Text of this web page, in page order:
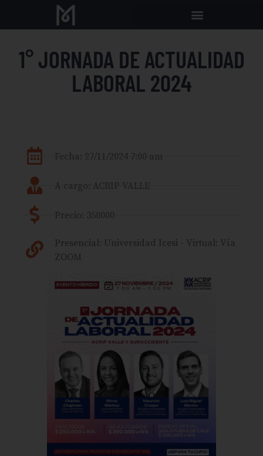
1° JORNADA DE ACTUALIDAD
LABORAL 2024
Fecha: 27/11/2024 7:00 am
A cargo: ACRIP VALLE
Precio: 350000
Presencial: Universidad Icesi - Virtual: Vía
ZOOM